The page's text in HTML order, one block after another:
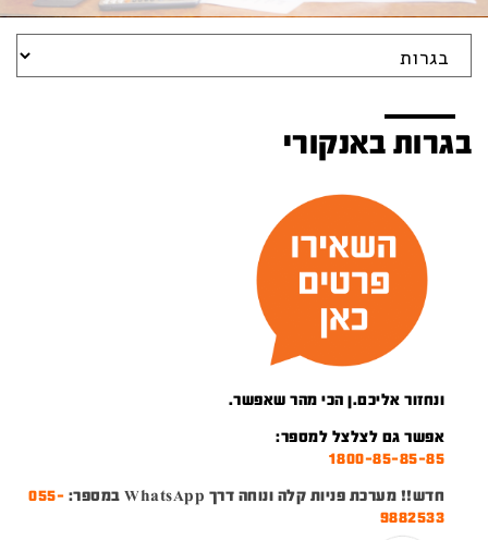
בגרות באנקורי
ונחזור אליכם.ן הכי מהר שאפשר.
אפשר גם לצלצל למספר:
1800-85-85-85
חדש!! מערכת פניות קלה ונוחה דרך WhatsApp במספר:
055-
9882533